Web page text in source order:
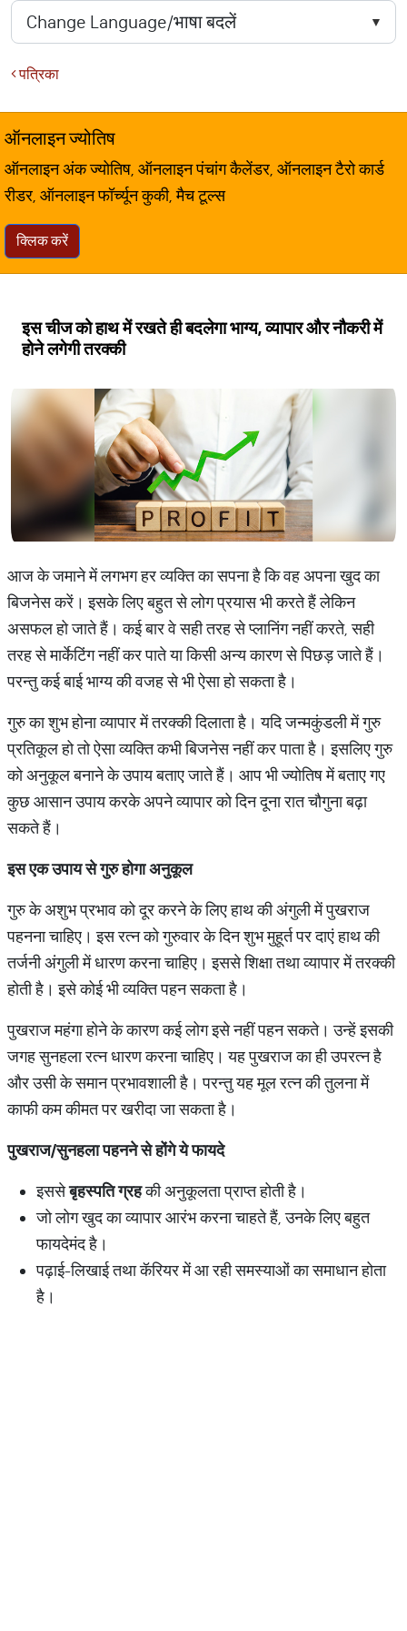
पत्रिका
ऑनलाइन ज्योतिष
ऑनलाइन अंक ज्योतिष, ऑनलाइन पंचांग कैलेंडर, ऑनलाइन टैरो कार्ड
रीडर, ऑनलाइन फॉर्च्यून कुकी, मैच टूल्स
क्लिक करें
इस चीज को हाथ में रखते ही बदलेगा भाग्य, व्यापार और नौकरी में
होने लगेगी तरक्की
आज के जमाने में लगभग हर व्यक्ति का सपना है कि वह अपना खुद का
बिजनेस करें। इसके लिए बहुत से लोग प्रयास भी करते हैं लेकिन
असफल हो जाते हैं। कई बार वे सही तरह से प्लानिंग नहीं करते, सही
तरह से मार्केटिंग नहीं कर पाते या किसी अन्य कारण से पिछड़ जाते हैं।
परन्तु कई बाई भाग्य की वजह से भी ऐसा हो सकता है।
गुरु का शुभ होना व्यापार में तरक्की दिलाता है। यदि जन्मकुंडली में गुरु
प्रतिकूल हो तो ऐसा व्यक्ति कभी बिजनेस नहीं कर पाता है। इसलिए गुरु
को अनुकूल बनाने के उपाय बताए जाते हैं। आप भी ज्योतिष में बताए गए
कुछ आसान उपाय करके अपने व्यापार को दिन दूना रात चौगुना बढ़ा
सकते हैं।
इसएकउपायसेगुरुहोगाअनुकूल
गुरु के अशुभ प्रभाव को दूर करने के लिए हाथ की अंगुली में पुखराज
पहनना चाहिए। इस रत्न को गुरुवार के दिन शुभ मुहूर्त पर दाएं हाथ की
तर्जनी अंगुली में धारण करना चाहिए। इससे शिक्षा तथा व्यापार में तरक्की
होती है। इसे कोई भी व्यक्ति पहन सकता है।
पुखराज महंगा होने के कारण कई लोग इसे नहीं पहन सकते। उन्हें इसकी
जगह सुनहला रत्न धारण करना चाहिए। यह पुखराज का ही उपरत्न है
और उसी के समान प्रभावशाली है। परन्तु यह मूल रत्न की तुलना में
काफी कम कीमत पर खरीदा जा सकता है।
पुखराज/सुनहलापहननेसेहोंगेयेफायदे
इससेबृहस्पतिग्रहकी अनुकूलता प्राप्त होती है।
जो लोग खुद का व्यापार आरंभ करना चाहते हैं, उनके लिए बहुत
फायदेमंद है।
पढ़ाई-लिखाई तथा कॅरियर में आ रही समस्याओं का समाधान होता
है।